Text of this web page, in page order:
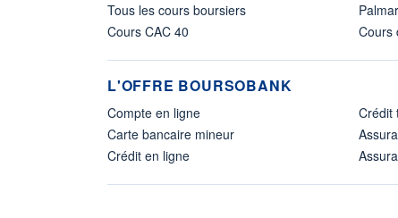
Tous les cours boursiers
Cours CAC 40
Cours
L'OFFRE BOURSOBANK
Compte en ligne
Carte bancaire mineur
Crédit en ligne
Crédit